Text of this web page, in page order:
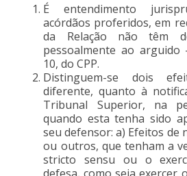
É entendimento
acórdãos proferidos, em
da Relação não têm
pessoalmente ao arguido
10, do CPP.
Distinguem-se dois
diferente, quanto à
Tribunal Superior, na
quando esta tenha sido
seu defensor: a) Efeitos de
ou outros, que tenham a
stricto sensu ou o